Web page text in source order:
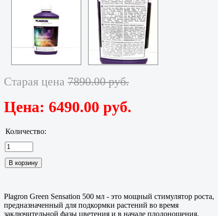
Старая цена 7890.00 руб.
Цена: 6490.00 руб.
Количество:
Plagron Green Sensation 500 мл - это мощный стимулятор роста,
предназначенный для подкормки растений во время
заключительной фазы цветения и в начале плодоношения.